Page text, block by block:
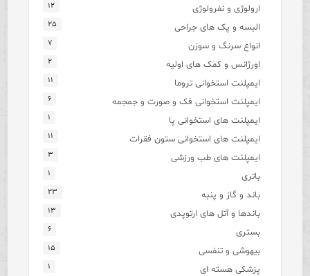
ارولوژی و نفرولوژی ۱۲
البسه و پک های جراحی ۲۵
انواع سرنگ و سوزن ۷
اورژانس و کمک های اولیه ۲
ایمپلنت استخوانی تروما ۱۱
ایمپلنت استخوانی فک و صورت و جمجمه ۶
ایمپلنت های استخوانی پا ۱
ایمپلنت های استخوانی ستون فقرات ۱۱
ایمپلنت های طب ورزشی ۳
باتری ۱
باند و گاز و پنبه ۲۳
باندها و آتل های ارتوپدی ۱۳
بستری ۶
بیهوشی و تنفسی ۱۵
پزشکی هسته ای ۱